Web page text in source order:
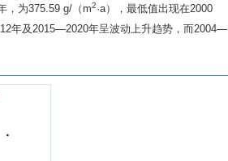
，为375.59 g/（m2·a），最低值出现在2000
年及2015—2020年呈波动上升趋势，而2004—